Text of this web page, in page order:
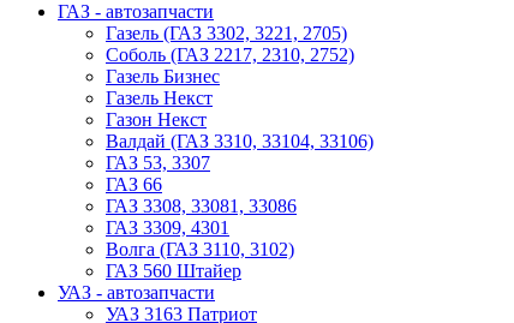
ГАЗ - автозапчасти
Газель (ГАЗ 3302, 3221, 2705)
Соболь (ГАЗ 2217, 2310, 2752)
Газель Бизнес
Газель Некст
Газон Некст
Валдай (ГАЗ 3310, 33104, 33106)
ГАЗ 53, 3307
ГАЗ 66
ГАЗ 3308, 33081, 33086
ГАЗ 3309, 4301
Волга (ГАЗ 3110, 3102)
ГАЗ 560 Штайер
УАЗ - автозапчасти
УАЗ 3163 Патриот